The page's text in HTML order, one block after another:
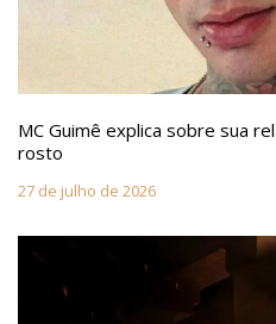
MC Guimê explica sobre sua
rosto
27 de julho de 2026